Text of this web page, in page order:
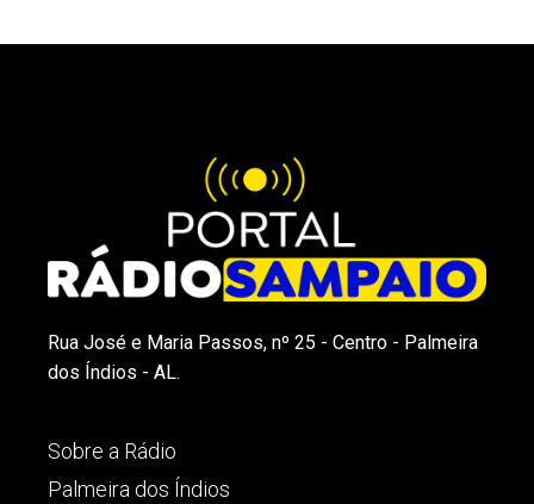
Rua José e Maria Passos, nº 25 - Centro - Palmeira
dos Índios - AL.
Sobre a Rádio
Palmeira dos Índios